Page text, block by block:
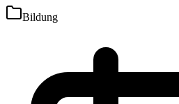
Bildung